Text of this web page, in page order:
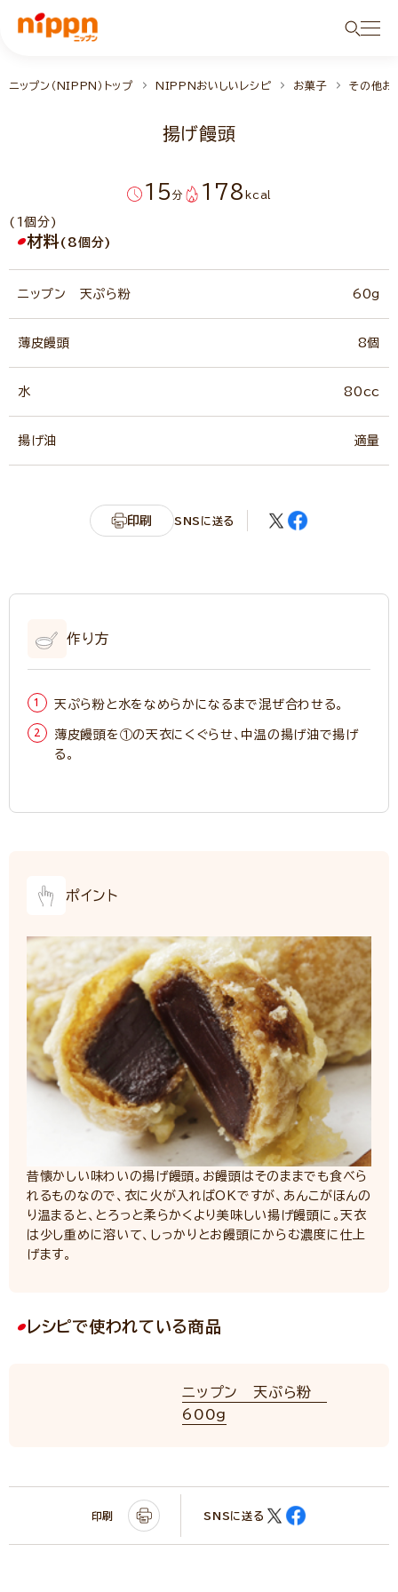
ニップン（NIPPN）トップ NIPPNおいしいレシピ お菓子 その他お
揚げ饅頭
15 分 178kcal
(1個分)
材料(8個分)
ニップン 天ぷら粉 60g
薄皮饅頭 8個
水 80cc
揚げ油 適量
印刷 SNSに送る
作り方
天ぷら粉と水をなめらかになるまで混ぜ合わせる。
薄皮饅頭を①の天衣にくぐらせ、中温の揚げ油で揚げ
る。
ポイント
昔懐かしい味わいの揚げ饅頭。お饅頭はそのままでも食べら
れるものなので、衣に火が入ればOKですが、あんこがほんの
り温まると、とろっと柔らかくより美味しい揚げ饅頭に。天衣
は少し重めに溶いて、しっかりとお饅頭にからむ濃度に仕上
げます。
レシピで使われている商品
ニップン 天ぷら粉
600g
印刷 SNSに送る